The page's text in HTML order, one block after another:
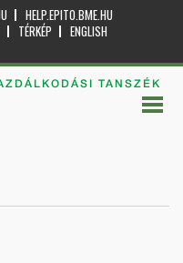
HELP.EPITO.BME.HU
TÉRKÉP
ENGLISH
TANSZÉK